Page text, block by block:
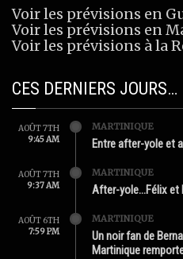
Voir les prévisions en
Voir les prévisions en
Voir les prévisions à la
CES DERNIERS JOURS…
AOÛT 7TH
9:45 AM
MARTINIQUE
Entre after-yole et
AOÛT 7TH
9:37 AM
MARTINIQUE
After-yole…Félix et
AOÛT 6TH
7:59 PM
MARTINIQUE
Un noir fan de
Martinique